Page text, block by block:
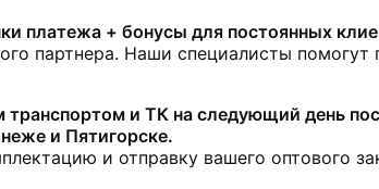
платежа + бонусы для постоянных
партнера. Наши специалисты
и ТК на следующий день
и Пятигорске.
и отправку вашего оптового